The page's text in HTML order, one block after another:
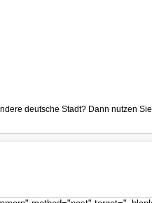
deutsche Stadt? Dann nutzen Sie